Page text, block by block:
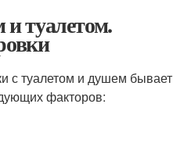
туалетом.
с туалетом и душем бывает
факторов: